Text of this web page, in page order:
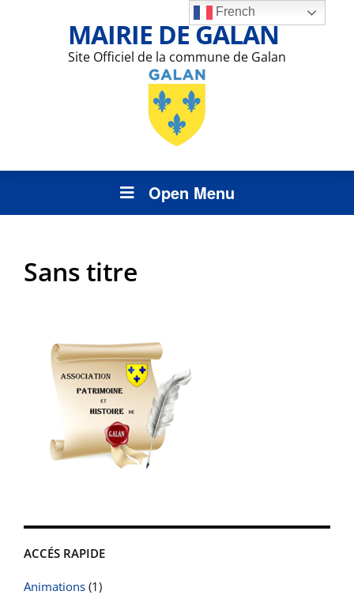
MAIRIE DE GALAN
Site Officiel de la commune de Galan
Open Menu
ACCÉS RAPIDE
Animations (1)
Sans titre
French